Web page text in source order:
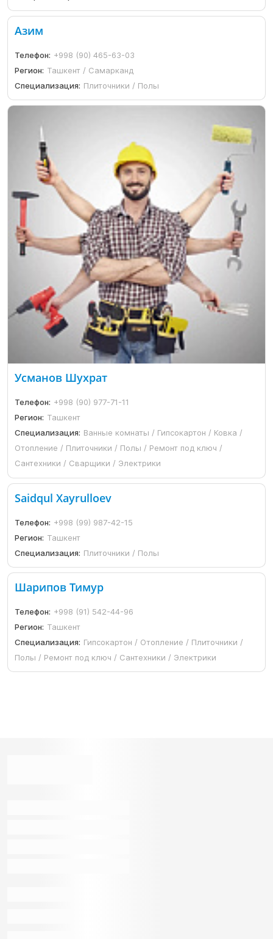
Азим
Телефон: +998 (90) 465-63-03
Регион: Ташкент / Самарканд
Специализация: Плиточники / Полы
Усманов Шухрат
Телефон: +998 (90) 977-71-11
Регион: Ташкент
Специализация: Ванные комнаты / Гипсокартон / Ковка /
Отопление / Плиточники / Полы / Ремонт под ключ /
Сантехники / Сварщики / Электрики
Saidqul Xayrulloev
Телефон: +998 (99) 987-42-15
Регион: Ташкент
Специализация: Плиточники / Полы
Шарипов Тимур
Телефон: +998 (91) 542-44-96
Регион: Ташкент
Специализация: Гипсокартон / Отопление / Плиточники /
Полы / Ремонт под ключ / Сантехники / Электрики